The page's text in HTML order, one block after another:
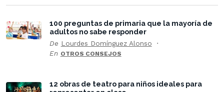
100 preguntas de primaria que la mayoría de
adultos no sabe responder
De Lourdes Domínguez Alonso
En OTROS CONSEJOS
12 obras de teatro para niños ideales para